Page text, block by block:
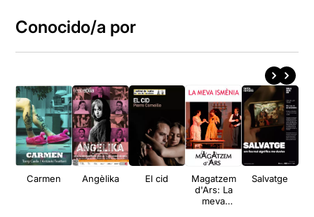
Conocido/a por
Carmen Angèlika El cid
Magatzem
d'Ars: La
meva
Salvatge